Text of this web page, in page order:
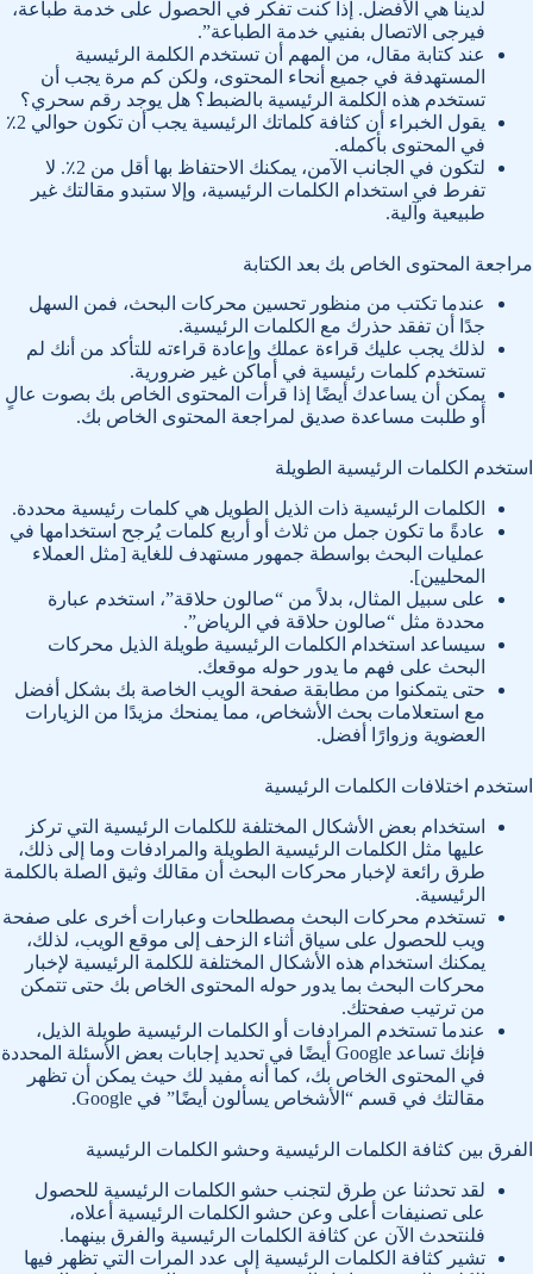
لدينا هي الأفضل. إذا كنت تفكر في الحصول على خدمة طباعة،
فيرجى الاتصال بفنيي خدمة الطباعة”.
عند كتابة مقال، من المهم أن تستخدم الكلمة الرئيسية
المستهدفة في جميع أنحاء المحتوى، ولكن كم مرة يجب أن
تستخدم هذه الكلمة الرئيسية بالضبط؟ هل يوجد رقم سحري؟
يقول الخبراء أن كثافة كلماتك الرئيسية يجب أن تكون حوالي 2٪
في المحتوى بأكمله.
لتكون في الجانب الآمن، يمكنك الاحتفاظ بها أقل من 2٪. لا
تفرط في استخدام الكلمات الرئيسية، وإلا ستبدو مقالتك غير
طبيعية وآلية.
مراجعة المحتوى الخاص بك بعد الكتابة
عندما تكتب من منظور تحسين محركات البحث، فمن السهل
جدًا أن تفقد حذرك مع الكلمات الرئيسية.
لذلك يجب عليك قراءة عملك وإعادة قراءته للتأكد من أنك لم
تستخدم كلمات رئيسية في أماكن غير ضرورية.
يمكن أن يساعدك أيضًا إذا قرأت المحتوى الخاص بك بصوت عالٍ
أو طلبت مساعدة صديق لمراجعة المحتوى الخاص بك.
استخدم الكلمات الرئيسية الطويلة
الكلمات الرئيسية ذات الذيل الطويل هي كلمات رئيسية محددة.
عادةً ما تكون جمل من ثلاث أو أربع كلمات يُرجح استخدامها في
عمليات البحث بواسطة جمهور مستهدف للغاية [مثل العملاء
المحليين].
على سبيل المثال، بدلاً من “صالون حلاقة”، استخدم عبارة
محددة مثل “صالون حلاقة في الرياض”.
سيساعد استخدام الكلمات الرئيسية طويلة الذيل محركات
البحث على فهم ما يدور حوله موقعك.
حتى يتمكنوا من مطابقة صفحة الويب الخاصة بك بشكل أفضل
مع استعلامات بحث الأشخاص، مما يمنحك مزيدًا من الزيارات
العضوية وزوارًا أفضل.
استخدم اختلافات الكلمات الرئيسية
استخدام بعض الأشكال المختلفة للكلمات الرئيسية التي تركز
عليها مثل الكلمات الرئيسية الطويلة والمرادفات وما إلى ذلك،
طرق رائعة لإخبار محركات البحث أن مقالك وثيق الصلة بالكلمة
الرئيسية.
تستخدم محركات البحث مصطلحات وعبارات أخرى على صفحة
ويب للحصول على سياق أثناء الزحف إلى موقع الويب، لذلك،
يمكنك استخدام هذه الأشكال المختلفة للكلمة الرئيسية لإخبار
محركات البحث بما يدور حوله المحتوى الخاص بك حتى تتمكن
من ترتيب صفحتك.
عندما تستخدم المرادفات أو الكلمات الرئيسية طويلة الذيل،
فإنك تساعد Google أيضًا في تحديد إجابات بعض الأسئلة المحددة
في المحتوى الخاص بك، كما أنه مفيد لك حيث يمكن أن تظهر
مقالتك في قسم “الأشخاص يسألون أيضًا” في Google.
الفرق بين كثافة الكلمات الرئيسية وحشو الكلمات الرئيسية
لقد تحدثنا عن طرق لتجنب حشو الكلمات الرئيسية للحصول
على تصنيفات أعلى وعن حشو الكلمات الرئيسية أعلاه،
فلنتحدث الآن عن كثافة الكلمات الرئيسية والفرق بينهما.
تشير كثافة الكلمات الرئيسية إلى عدد المرات التي تظهر فيها